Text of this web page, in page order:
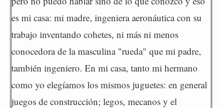
es mi casa: mi madre, ingeniera aeronáutica con su
trabajo inventando cohetes, ni más ni menos
conocedora de la masculina "rueda" que mi padre,
también ingeniero. En mi casa, tanto mi hermano
como yo elegíamos los mismos juguetes: en general
juegos de construcción; legos, mecanos y el